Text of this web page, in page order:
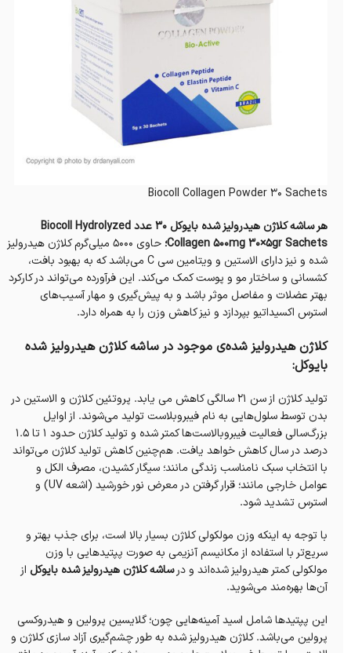
Biocoll Collagen Powder 30 Sachets
هر ساشه کلاژن هیدرولیز شده‌ بایوکل 30 عدد Biocoll Hydrolyzed
Collagen 500mg 30×5gr Sachets؛
حاوی ۵۰۰۰ میلی‌گرم کلاژن هیدرولیز
شده‌ و نیز دارای الاستین و ویتامین سی C می‌باشد که به بهبود بافت،
کشسانی و ساختار مو و پوست کمک می‌کند. این فرآورده می‌تواند در کارکرد
بهتر عضلات و مفاصل موثر باشد و به پیش‌گیری‌ و مهار آسیب‌های
استرس اکسیداتیو بپردازد و نیز کاهش وزن را به همراه دارد.
کلاژن هیدرولیز شده‌ی موجود در ساشه کلاژن هیدرولیز شده‌
بایوکل:
تولید کلاژن از سن ۲۱ سالگی کاهش می یابد. پروتئین کلاژن و الاستین در
بدن توسط سلول‌هایی به نام فیبروبلاست تولید می‌شوند. از اوایل
بزرگ‌سالی فعالیت فیبروبالاست‌ها کمتر شده و تولید کلاژن حدود ۱ تا ۱.۵
درصد در سال کاهش خواهد یافت. هم‌چنین کاهش تولید کلاژن می‌تواند
با انتخاب سبک نامناسب زندگی مانند؛ سیگار کشیدن، مصرف الکل و
عوامل خارجی مانند؛ قرار گرفتن در معرض نور خورشید (اشعه UV) و
استرس تشدید شود.
با توجه به اینکه وزن مولکولی کلاژن بسیار بالا است، برای جذب بهتر و
سریع‌تر با استفاده از مکانیسم آنزیمی به صورت پپتیدهایی با وزن
مولکولی کمتر هیدرولیز شده‌اند و درساشه کلاژن هیدرولیز شده‌ بایوکل از
آن‌ها بهره‌مند می‌شوید.
این پپتیدها شامل اسید آمینه‌هایی چون؛ گلایسین پرولین و هیدروکسی
پرولین می‌باشد. کلاژن هیدرولیز شده به طور چشم‌گیری آزاد سازی کلاژن و